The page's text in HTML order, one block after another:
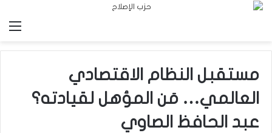
مستقبل النظام الاقتصادي
العالمي… مَن المؤهل لقيادته؟
عبد الحافظ الصاوي